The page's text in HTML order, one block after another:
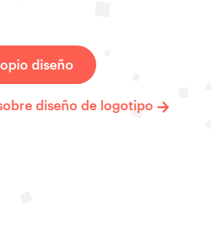
diseño
diseño de logotipo